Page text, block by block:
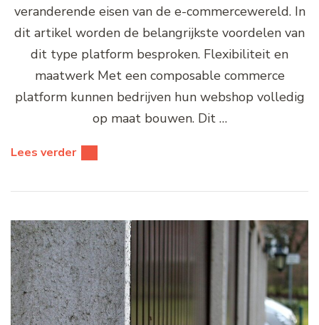
veranderende eisen van de e-commercewereld. In
dit artikel worden de belangrijkste voordelen van
dit type platform besproken. Flexibiliteit en
maatwerk Met een composable commerce
platform kunnen bedrijven hun webshop volledig
op maat bouwen. Dit …
Lees verder